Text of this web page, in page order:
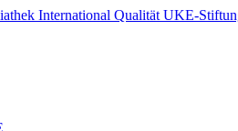
International Qualität UKE-